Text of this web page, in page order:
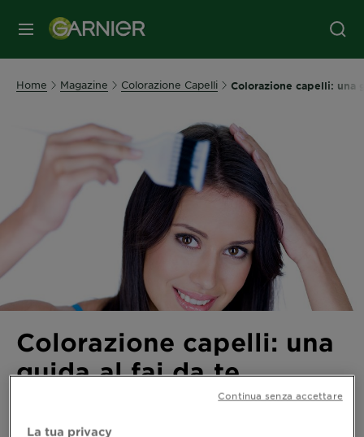
MENU
Home Magazine Colorazione Capelli Colorazione capelli: una
Colorazione capelli: una
guida al fai da te
Segui i consigli degli esperti per una colorazione
La tua privacy
Continua senza accettare